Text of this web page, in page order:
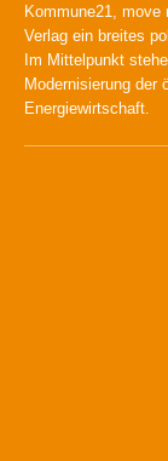
Kommune21,
Verlag ein breites
Im Mittelpunkt
Modernisierung der
Energiewirtschaft.